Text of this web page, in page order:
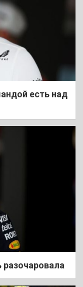
есть над
разочаровала